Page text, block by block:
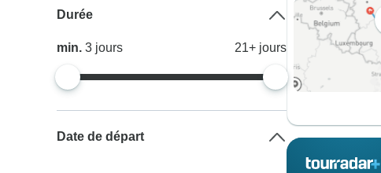
Durée
min.3 jours 21+ jours
Date de départ